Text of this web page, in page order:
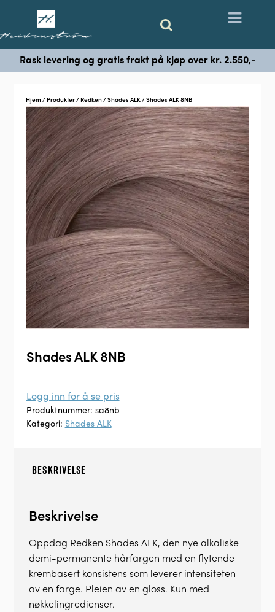
Rask levering og gratis frakt på kjøp over kr. 2.550,-
Hjem /Produkter/Redken/Shades ALK/ Shades ALK 8NB
Shades ALK 8NB
Logg inn for å se pris
Produktnummer: sa8nb
Kategori: Shades ALK
BESKRIVELSE
Beskrivelse
Oppdag Redken Shades ALK, den nye alkaliske
demi-permanente hårfargen med en flytende
krembasert konsistens som leverer intensiteten
av en farge. Pleien av en gloss. Kun med
nøkkelingredienser.